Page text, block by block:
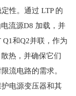
性。通过 LTP 的
流源D8 加载，并
Q1和Q2并联，作为
热，并确保它们
流电路的需求。
电源变压器和其